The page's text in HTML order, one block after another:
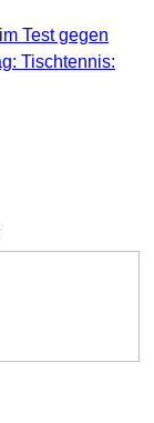
Test gegen
Tischtennis: